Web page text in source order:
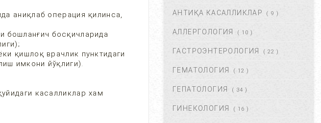
аниқлаб операция қилинса,
бошланғич босқичларида
қишлоқ врачлик пунктидаги
имкони йўқлиги).
касалликлар хам
ХОМИЛА МУДДАТИНИ
АНИҚЛАШНИНГ ҚАНДАЙ
УСУЛЛАР БОР?...
АВГ 22, 2017 77423
ЧАП ҚОРИН СОХАСИ НИМА
АНТИҚА КАСАЛЛИКЛАР ( 9 )
АЛЛЕРГОЛОГИЯ ( 10 )
ГАСТРОЭНТЕРОЛОГИЯ ( 22 )
ГЕМАТОЛОГИЯ ( 12 )
ГЕПАТОЛОГИЯ ( 34 )
ГИНЕКОЛОГИЯ ( 16 )